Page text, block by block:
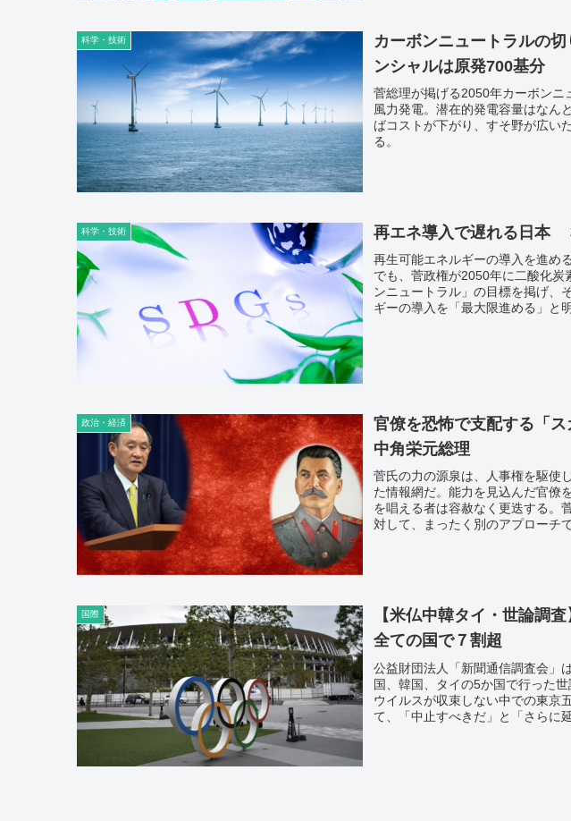
科学・技術
カーボンニュートラルの
ンシャルは原発700基分
菅総理が掲げる2050年カーボンニ
風力発電。潜在的発電容量はなん
ばコストが下がり、すそ野が広い
る。
科学・技術 再エネ導入で遅れる日本
再生可能エネルギーの導入を進め
でも、菅政権が2050年に二酸化
ンニュートラル」の目標を掲げ、
ギーの導入を「最大限進める」と
政治・経済
官僚を恐怖で支配する「
中角栄元総理
菅氏の力の源泉は、人事権を駆使
た情報網だ。能力を見込んだ官僚
を唱える者は容赦なく更迭する。
対して、まったく別のアプローチ
国際
【米仏中韓タイ・世論調
全ての国で７割超
公益財団法人「新聞通信調査会」
国、韓国、タイの5か国で行った
ウイルスが収束しない中での東京
て、「中止すべきだ」と「さらに